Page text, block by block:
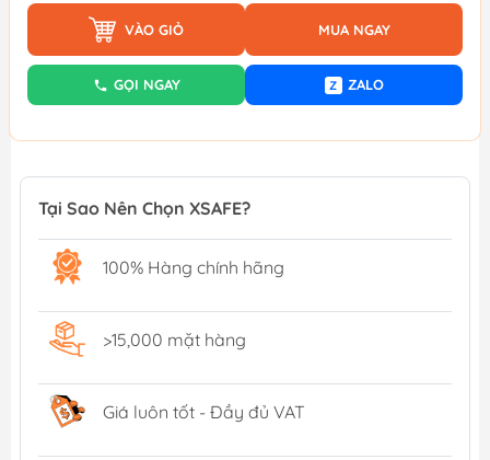
VÀO GIỎ MUA NGAY
GỌI NGAY Z ZALO
Tại Sao Nên Chọn XSAFE?
100% Hàng chính hãng
>15,000 mặt hàng
Giá luôn tốt - Đầy đủ VAT